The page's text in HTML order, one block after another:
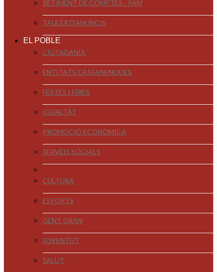
RETIMENT DE COMPTES - PAM
TAULER D'ANUNCIS
EL POBLE
CIUTADANIA
ENTITATS CASSANENQUES
FESTES I FIRES
IGUALTAT
PROMOCIÓ ECONÒMICA
SERVEIS SOCIALS
CULTURA
ESPORTS
GENT GRAN
JOVENTUT
SALUT